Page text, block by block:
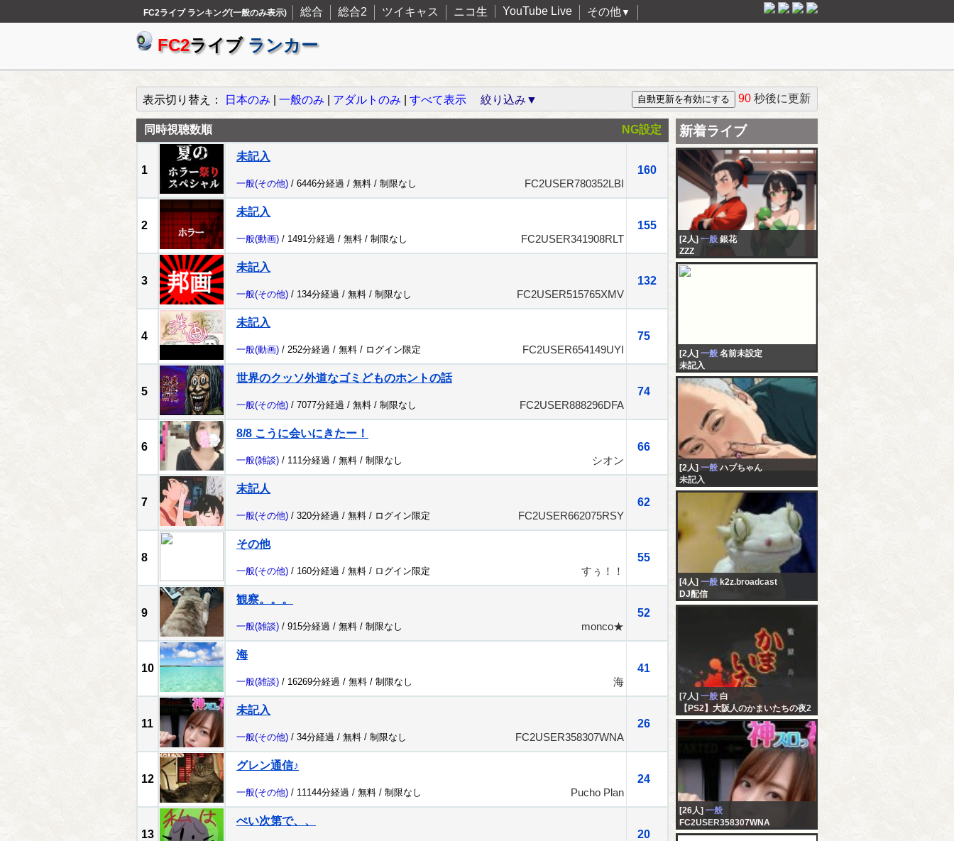
FC2ライブ ランキング(一般のみ表示) 総合 総合2 ツイキャス ニコ生 YouTube Live その他▼
FC2ライブ ランカー
表示切り替え： 日本のみ 一般のみ アダルトのみ すべて表示 絞り込み▼ 90 秒後に更新
同時視聴数順 NG設定
1
未記入
160
一般(その他) / 6446分経過 / 無料 / 制限なし FC2USER780352LBI
2
未記入
155
一般(動画) / 1491分経過 / 無料 / 制限なし FC2USER341908RLT
3
未記入
132
一般(その他) / 134分経過 / 無料 / 制限なし FC2USER515765XMV
4
未記入
75
一般(動画) / 252分経過 / 無料 / ログイン限定 FC2USER654149UYI
5
世界のクッソ外道なゴミどものホントの話
74
一般(その他) / 7077分経過 / 無料 / 制限なし FC2USER888296DFA
6
8/8 こうに会いにきたー！
66
一般(雑談) / 111分経過 / 無料 / 制限なし シオン
7
末記人
62
一般(その他) / 320分経過 / 無料 / ログイン限定 FC2USER662075RSY
8
その他
55
一般(その他) / 160分経過 / 無料 / ログイン限定 すぅ！！
9
観察。。。
52
一般(雑談) / 915分経過 / 無料 / 制限なし monco★
10
海
41
一般(雑談) / 16269分経過 / 無料 / 制限なし 海
11
未記入
26
一般(その他) / 34分経過 / 無料 / 制限なし FC2USER358307WNA
12
グレン通信♪
24
一般(その他) / 11144分経過 / 無料 / 制限なし Pucho Plan
13
ぺい次第で、、
20
新着ライブ
[2人] 一般 銀花
ZZZ
[2人] 一般 名前未設定
未記入
[2人] 一般 ハブちゃん
未記入
[4人] 一般 k2z.broadcast
DJ配信
[7人] 一般 白
【PS2】大阪人のかまいたちの夜2
初見
[26人] 一般
FC2USER358307WNA
未記入